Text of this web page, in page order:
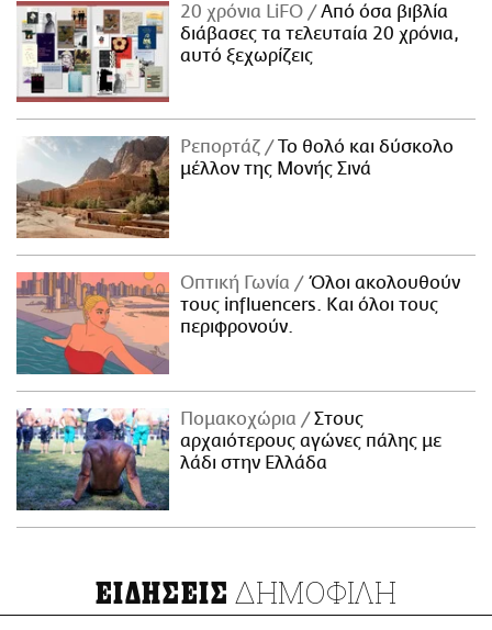
20 χρόνια LiFO
Από όσα βιβλία
διάβασες τα τελευταία 20 χρόνια,
αυτό ξεχωρίζεις
Ρεπορτάζ
Το θολό και δύσκολο
μέλλον της Μονής Σινά
Οπτική Γωνία
Όλοι ακολουθούν
τους influencers. Και όλοι τους
περιφρονούν.
Πομακοχώρια
Στους
αρχαιότερους αγώνες πάλης με
λάδι στην Ελλάδα
ΕΙΔΗΣΕΙΣ ΔΗΜΟΦΙΛΗ